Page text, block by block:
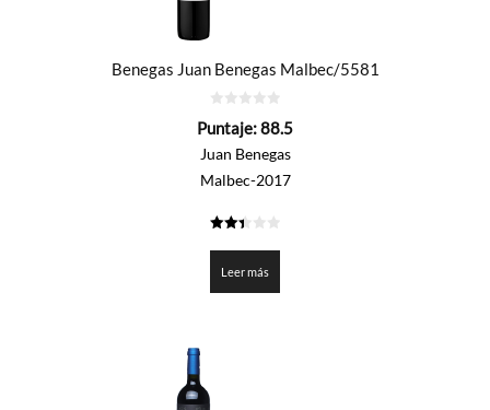
Benegas Juan Benegas Malbec/5581
de
Puntaje:88.5
Juan Benegas
Malbec-2017
de 5
Leer más